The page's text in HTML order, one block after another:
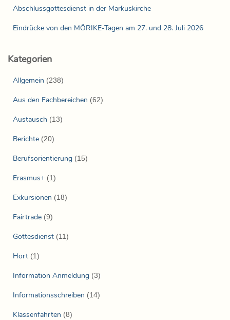
Abschlussgottesdienst in der Markuskirche
Eindrücke von den MÖRIKE-Tagen am 27. und 28. Juli 2026
Kategorien
Allgemein (238)
Aus den Fachbereichen (62)
Austausch (13)
Berichte (20)
Berufsorientierung (15)
Erasmus+ (1)
Exkursionen (18)
Fairtrade (9)
Gottesdienst (11)
Hort (1)
Information Anmeldung (3)
Informationsschreiben (14)
Klassenfahrten (8)